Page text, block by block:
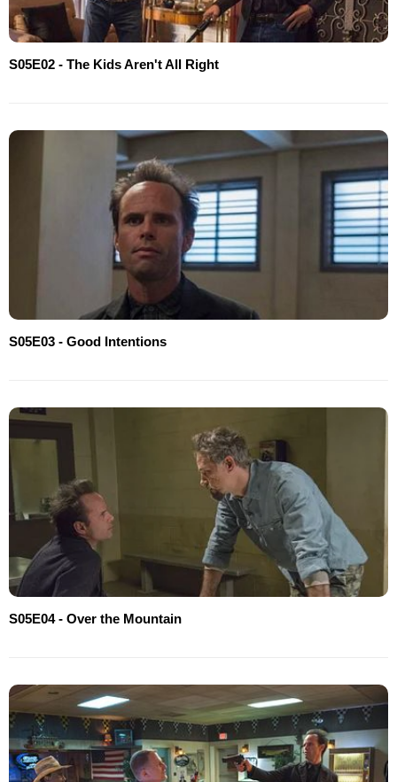
S05E02 - The Kids Aren't All Right
S05E03 - Good Intentions
S05E04 - Over the Mountain